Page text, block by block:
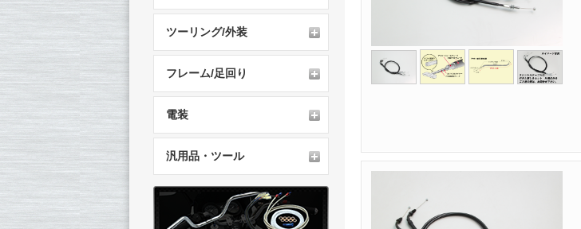
ツーリング/外装
フレーム/足回り
電装
汎用品・ツール